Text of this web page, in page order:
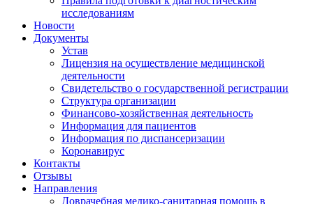
исследованиям
Новости
Документы
Устав
Лицензия на осуществление медицинской
деятельности
Свидетельство о государственной регистрации
Структура организации
Финансово-хозяйственная деятельность
Информация для пациентов
Информация по диспансеризации
Коронавирус
Контакты
Отзывы
Направления
Доврачебная медико-санитарная помощь в